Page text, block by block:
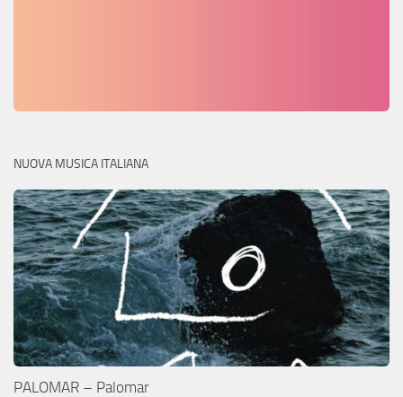
NUOVA MUSICA ITALIANA
PALOMAR – Palomar